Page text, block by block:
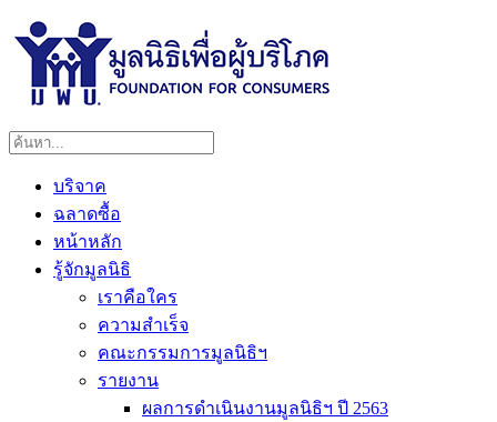
บริจาค
ฉลาดซื้อ
หน้าหลัก
รู้จักมูลนิธิ
เราคือใคร
ความสำเร็จ
คณะกรรมการมูลนิธิฯ
รายงาน
ผลการดำเนินงานมูลนิธิฯ ปี 2563